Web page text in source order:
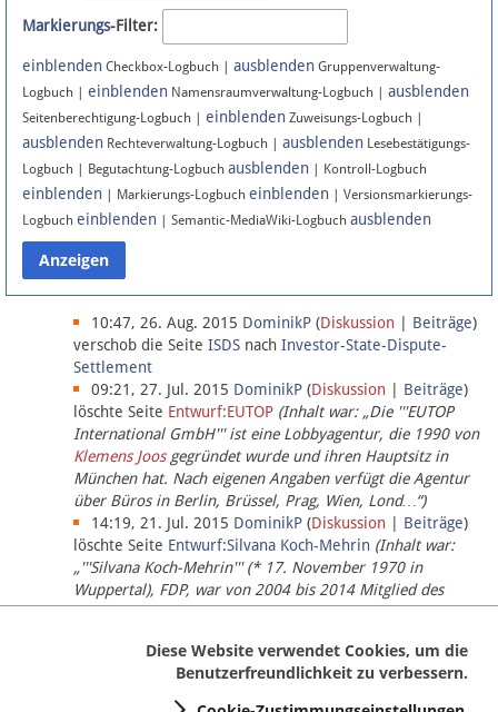
Bluesky
Facebook
Instagram
Anmelden
Datenschutz
Über Lobbypedia
Impressum
Markierungs-Filter:
einblenden Checkbox-Logbuch | ausblenden Gruppenverwaltung-
Logbuch | einblenden Namensraumverwaltung-Logbuch | ausblenden
Seitenberechtigung-Logbuch | einblenden Zuweisungs-Logbuch |
ausblenden Rechteverwaltung-Logbuch | ausblenden Lesebestätigungs-
Logbuch | Begutachtung-Logbuch ausblenden | Kontroll-Logbuch
einblenden | Markierungs-Logbuch einblenden | Versionsmarkierungs-
Logbuch einblenden | Semantic-MediaWiki-Logbuch ausblenden
10:47, 26. Aug. 2015 DominikP (Diskussion Beiträge)
verschob die Seite ISDS nach Investor-State-Dispute-
Settlement
09:21, 27. Jul. 2015 DominikP (Diskussion Beiträge)
löschte Seite Entwurf:EUTOP (Inhalt war: „Die '''EUTOP
International GmbH''' ist eine Lobbyagentur, die 1990 von
Klemens Joosgegründet wurde und ihren Hauptsitz in
München hat. Nach eigenen Angaben verfügt die Agentur
über Büros in Berlin, Brüssel, Prag, Wien, Lond…“)
14:19, 21. Jul. 2015 DominikP (Diskussion Beiträge)
löschte Seite Entwurf:Silvana Koch-Mehrin (Inhalt war:
„'''Silvana Koch-Mehrin''' (* 17. November 1970 in
Wuppertal), FDP, war von 2004 bis 2014 Mitglied des
Europäischen Parlaments, seit November 2014 ist sie für
Diese Website verwendet Cookies, um die
Benutzerfreundlichkeit zu verbessern.